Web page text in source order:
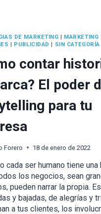
DE MARKETING | MARKETING
| PUBLICIDAD | SIN CATEGORÍA
contar
El poder
para tu
Forero 18 de enero de 2022
cada ser humano tiene una
los negocios, sean
pueden narrar la propia.
y bajadas, de alegrías y
a tus clientes, los